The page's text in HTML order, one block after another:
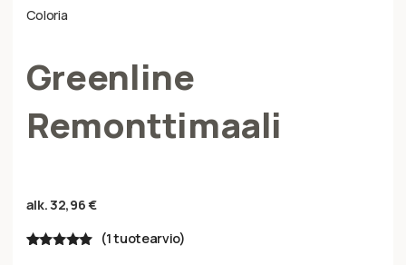
Coloria
Greenline
Remonttimaali
alk.32,96€
(1tuotearvio)